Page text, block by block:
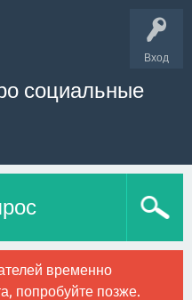
Вход
социальные
временно
попробуйте позже.